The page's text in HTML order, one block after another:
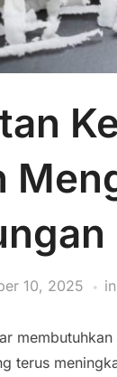
10, 2025 in
terus